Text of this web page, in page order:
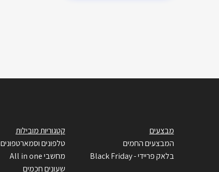
מבצעים
המבצעים החמים
בלאק פריידי - Black Friday
קטגוריות מובילות
טלפונים וסמארטפונים
מחשבי All in one
שעונים חכמים